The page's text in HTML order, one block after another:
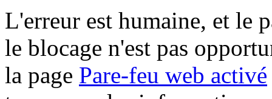
L'erreur est humaine, et le
le blocage n'est pas
la page Pare-feu web activé